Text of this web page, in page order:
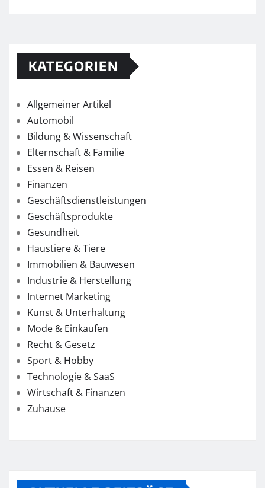
KATEGORIEN
Allgemeiner Artikel
Automobil
Bildung & Wissenschaft
Elternschaft & Familie
Essen & Reisen
Finanzen
Geschäftsdienstleistungen
Geschäftsprodukte
Gesundheit
Haustiere & Tiere
Immobilien & Bauwesen
Industrie & Herstellung
Internet Marketing
Kunst & Unterhaltung
Mode & Einkaufen
Recht & Gesetz
Sport & Hobby
Technologie & SaaS
Wirtschaft & Finanzen
Zuhause